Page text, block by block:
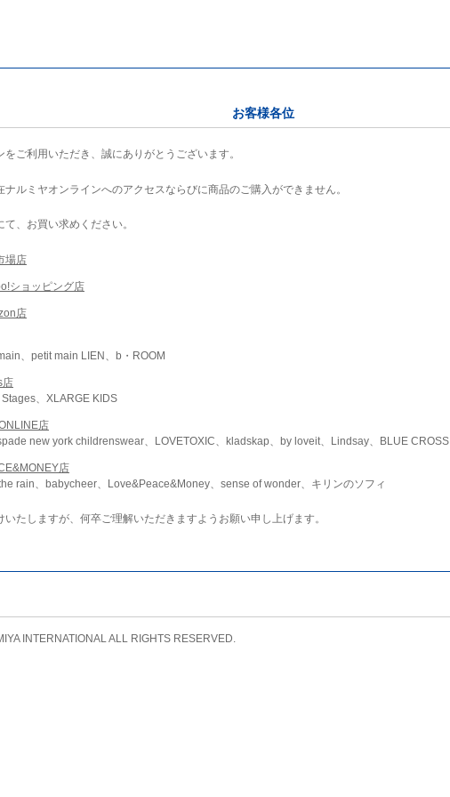
お客様各位
ご利用いただき、誠にありがとうございます。
ルミヤオンラインへのアクセスならびに商品のご購入ができません。
、お買い求めください。
場店
ショッピング店
店
、petit main LIEN、b・ROOM
店
、XLARGE KIDS
店
new york childrenswear、LOVETOXIC、kladskap、by loveit、Lindsay、BLUE CROSS
店
rain、babycheer、Love&Peace&Money、sense of wonder、キリンのソフィ
たしますが、何卒ご理解いただきますようお願い申し上げます。